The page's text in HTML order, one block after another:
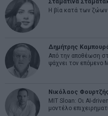
Η βία κατά των ζώων
Δημήτρης
Από την αποθέωση
ψάχνει τον επόμενο
Νικόλαος
MIT Sloan: Οι AI-
μοντέλο